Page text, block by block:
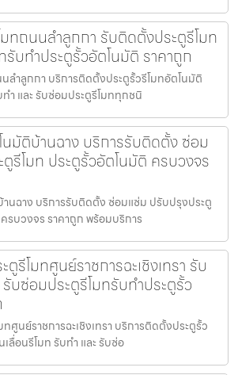
มทถนนลำลูกกา รับติดตั้งประตูรีโมท
บทำประตูรั้วอัตโนมัติ ราคาถูก
ลำลูกกา บริการติดตั้งประตูรั้วรีโมทอัตโนมัติ
ำ และ รับซ่อมประตูรีโมททุกชนิ
นมัติบ้านฉาง บริการรับติดตั้ง ซ่อม
รีโมท ประตูรั้วอัตโนมัติ ครบวงจร
นฉาง บริการรับติดตั้ง ซ่อมแซ่ม ปรับปรุงประตู
รบวงจร ราคาถูก พร้อมบริการ
รีโมทศูนย์ราชการฉะเชิงเทรา รับ
บซ่อมประตูรีโมทรับทำประตูรั้ว
ศูนย์ราชการฉะเชิงเทรา บริการติดตั้งประตูรั้ว
ลื่อนรีโมท รับทำ และ รับซ่อ